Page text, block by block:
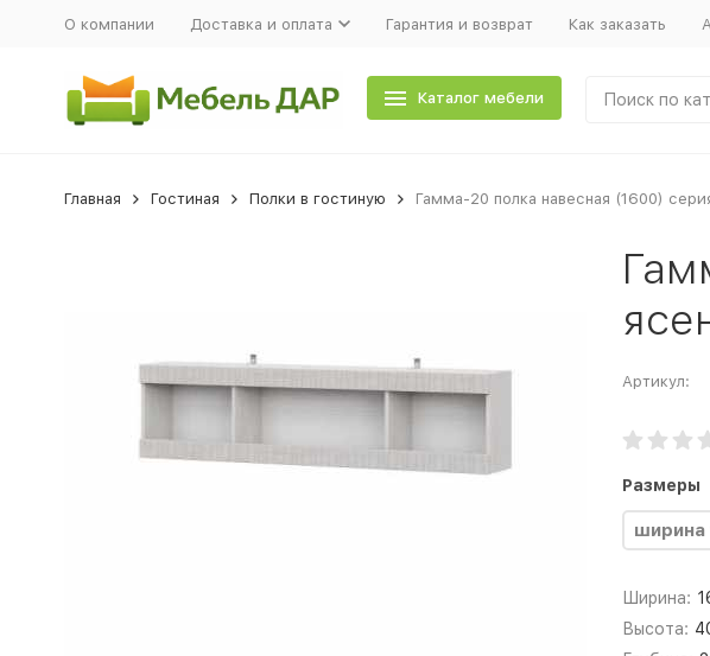
О компании Доставка и оплата Гарантия и возврат Как заказать
Каталог мебели
Главная Гостиная Полки в гостиную Гамма-20 полка навесная (1600)
Артикул:
Размеры
ширина
Ширина:
Высота: